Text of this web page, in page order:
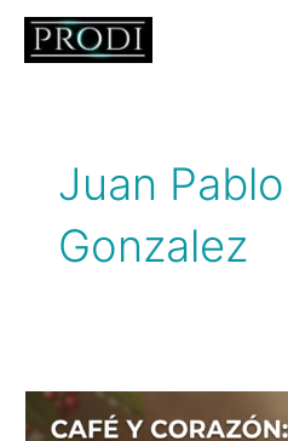
contenido
Juan Pablo
Gonzalez
Café,
cafeína